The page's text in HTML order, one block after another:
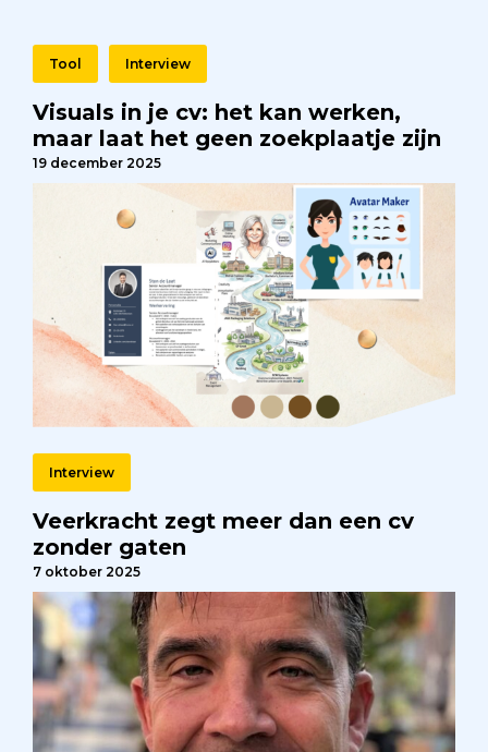
Visuals in je cv: het kan werken,
maar laat het geen zoekplaatje zijn
19 december 2025
Tool Interview
Veerkracht zegt meer dan een cv
zonder gaten
7 oktober 2025
Interview